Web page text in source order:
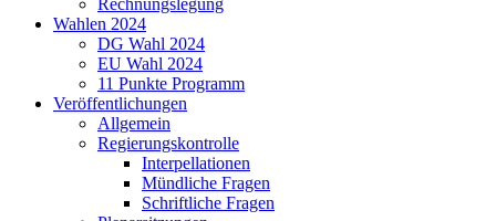
Rechnungslegung
Wahlen 2024
DG Wahl 2024
EU Wahl 2024
11 Punkte Programm
Veröffentlichungen
Allgemein
Regierungskontrolle
Interpellationen
Mündliche Fragen
Schriftliche Fragen